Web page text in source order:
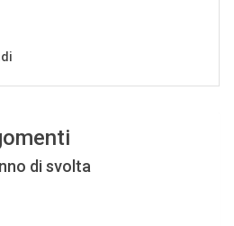
di svolta